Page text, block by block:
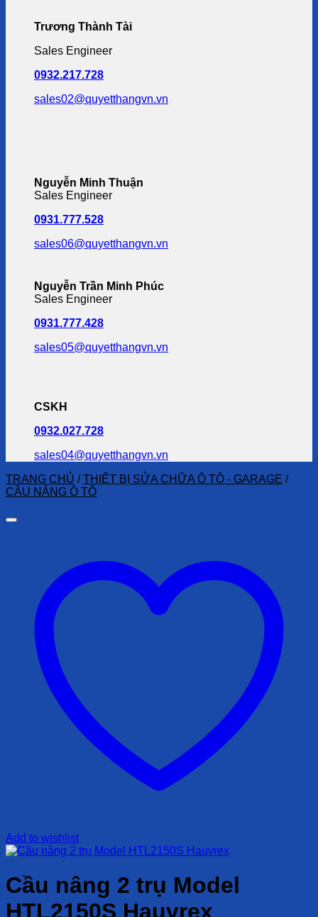
Trương Thành Tài
Sales Engineer
0932.217.728
sales02@quyetthangvn.vn
Nguyễn Minh Thuận
Sales Engineer
0931.777.528
sales06@quyetthangvn.vn
Nguyễn Trần Minh Phúc
Sales Engineer
0931.777.428
sales05@quyetthangvn.vn
CSKH
0932.027.728
sales04@quyetthangvn.vn
TRANG CHỦ / THIẾT BỊ SỬA CHỮA Ô TÔ - GARAGE /
CẦU NÂNG Ô TÔ
Add to wishlist
Cầu nâng 2 trụ Model
HTL2150S Hauvrex